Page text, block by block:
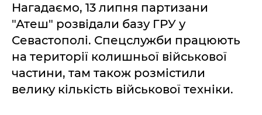
Нагадаємо, 13 липня партизани
"Атеш" розвідали базу ГРУ у
Севастополі. Спецслужби працюють
на території колишньої військової
частини, там також розмістили
велику кількість військової техніки.